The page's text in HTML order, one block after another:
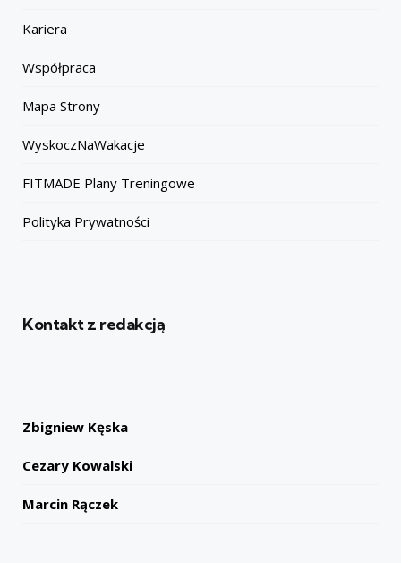
Kariera
Współpraca
Mapa Strony
WyskoczNaWakacje
FITMADE Plany Treningowe
Polityka Prywatności
Kontakt z redakcją
Zbigniew Kęska
Cezary Kowalski
Marcin Rączek